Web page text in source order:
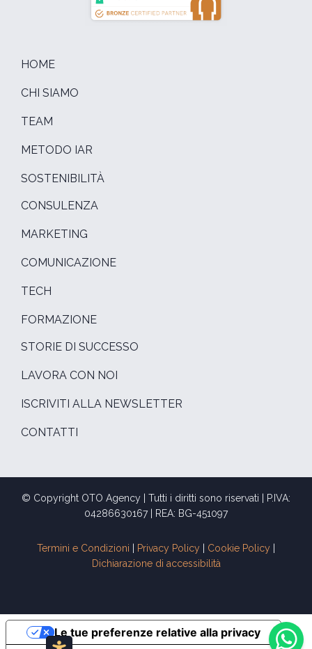
HOME
CHI SIAMO
TEAM
METODO IAR
SOSTENIBILITÀ
CONSULENZA
MARKETING
COMUNICAZIONE
TECH
FORMAZIONE
STORIE DI SUCCESSO
LAVORA CON NOI
ISCRIVITI ALLA NEWSLETTER
CONTATTI
© Copyright OTO Agency | Tutti i diritti sono riservati | P.IVA:
04286630167 | REA: BG-451097
Termini e Condizioni Privacy Policy Cookie Policy
Dichiarazione di accessibilità
Le tue preferenze relative alla privacy